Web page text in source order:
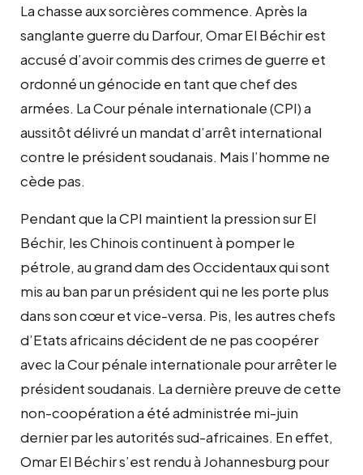
La chasse aux sorcières commence. Après la
sanglante guerre du Darfour, Omar El Béchir est
accusé d’avoir commis des crimes de guerre et
ordonné un génocide en tant que chef des
armées. La Cour pénale internationale (CPI) a
aussitôt délivré un mandat d’arrêt international
contre le président soudanais. Mais l’homme ne
cède pas.
Pendant que la CPI maintient la pression sur El
Béchir, les Chinois continuent à pomper le
pétrole, au grand dam des Occidentaux qui sont
mis au ban par un président qui ne les porte plus
dans son cœur et vice-versa. Pis, les autres chefs
d’Etats africains décident de ne pas coopérer
avec la Cour pénale internationale pour arrêter le
président soudanais. La dernière preuve de cette
non-coopération a été administrée mi-juin
dernier par les autorités sud-africaines. En effet,
Omar El Béchir s’est rendu à Johannesburg pour